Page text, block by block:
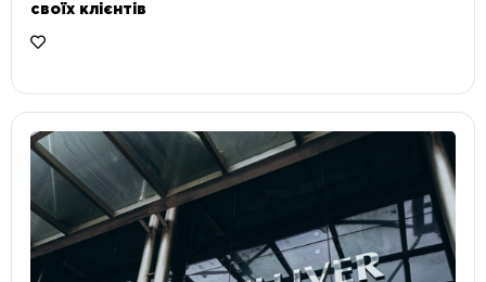
своїх клієнтів